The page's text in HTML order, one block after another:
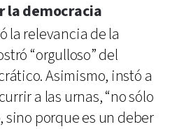
la democracia
la relevancia de la
“orgulloso” del
Asimismo, instó a
a las urnas, “no sólo
porque es un deber